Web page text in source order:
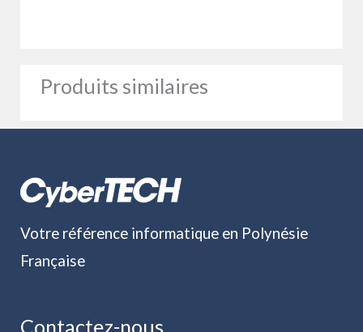
Produits similaires
Votre référence informatique en Polynésie
Française
Contactez-nous